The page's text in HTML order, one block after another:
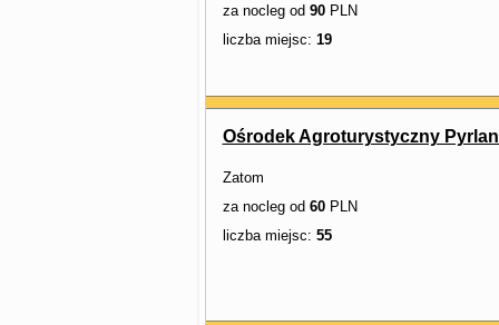
za nocleg od 90PLN
liczba miejsc: 19
Ośrodek Agroturystyczny
Zatom
za nocleg od 60PLN
liczba miejsc: 55